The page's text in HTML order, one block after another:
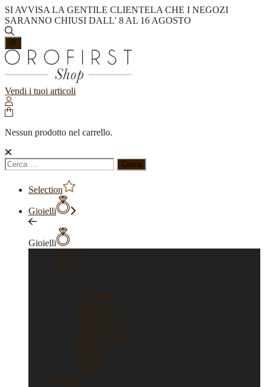
SI AVVISA LA GENTILE CLIENTELA CHE I NEGOZI
SARANNO CHIUSI DALL' 8 AL 16 AGOSTO
Vendi i tuoi articoli
Nessun prodotto nel carrello.
Ricerca
per:
Selection
Gioielli
Gioielli
Vedi tutti
Anelli
Vedi tutti
Anelli oro
Anelli fascia
Anelli Eternity
Anelli argento
Solitari
Verette
Trilogy
Bracciali